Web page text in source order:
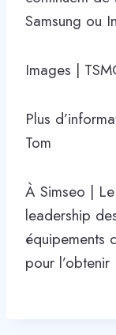
Samsung ou
Images |
Plus
Tom
À Simseo |
leadership
équipements
pour l’obtenir